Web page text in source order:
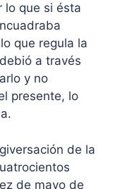
lo que si ésta
que regula la
a través
y no
presente, lo
de la
de mayo de